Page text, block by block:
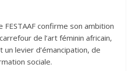
FESTAAF confirme son ambition
de l’art féminin africain,
levier d’émancipation, de
sociale.